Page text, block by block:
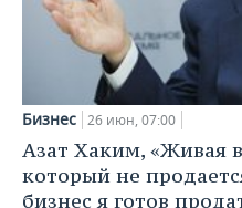
Бизнес 26 июн, 07:00
Азат Хаким, «Живая
который не
бизнес я готов